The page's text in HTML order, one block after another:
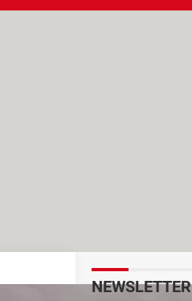
NEWSLETTER